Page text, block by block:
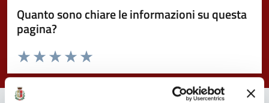
Quanto sono chiare le informazioni su questa
pagina?
Valuta da 1 a 5 stelle la pagina
Valuta 5 stelle su 5
Valuta 4 stelle su 5
Valuta 3 stelle su 5
Valuta 2 stelle su 5
Valuta 1 stelle su 5